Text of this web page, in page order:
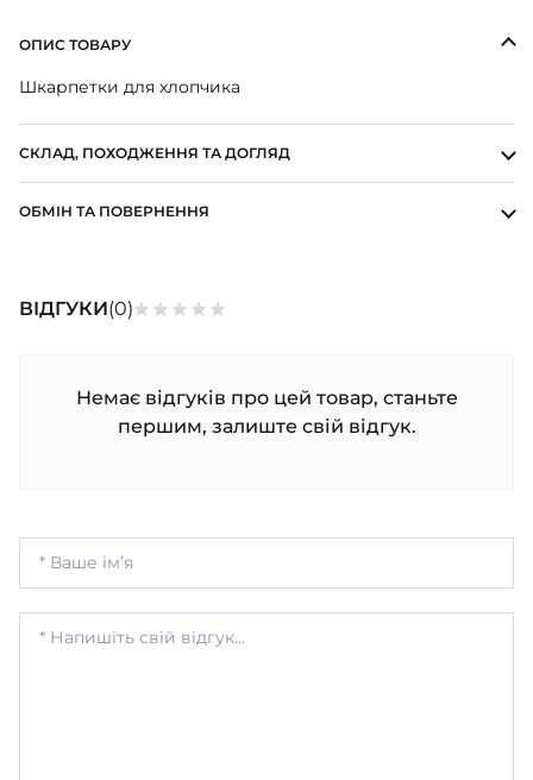
ОПИС ТОВАРУ
Шкарпетки для хлопчика
СКЛАД, ПОХОДЖЕННЯ ТА ДОГЛЯД
ОБМІН ТА ПОВЕРНЕННЯ
ВІДГУКИ(0)
Немає відгуків про цей товар, станьте
першим, залиште свій відгук.
ЧОЛОВІЧКИ СЛІПИ
ШАПКИ ПОВ'ЯЗКИ